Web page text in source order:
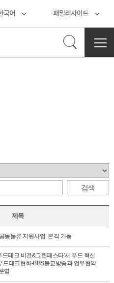
국어 패밀리사이트
검
전
검색
제목
동물류 지원사업’ 본격 가동
테크 비건&그린페스타'서 푸드 혁신
드테크협회-BBS불교방송과 업무협약
영